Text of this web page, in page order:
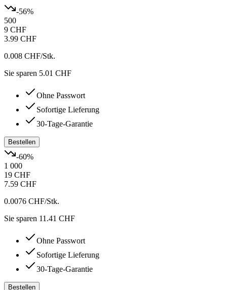
-56%
500
9 CHF
3.99 CHF
0.008 CHF/Stk.
Sie sparen 5.01 CHF
Ohne Passwort
Sofortige Lieferung
30-Tage-Garantie
Bestellen
-60%
1 000
19 CHF
7.59 CHF
0.0076 CHF/Stk.
Sie sparen 11.41 CHF
Ohne Passwort
Sofortige Lieferung
30-Tage-Garantie
Bestellen